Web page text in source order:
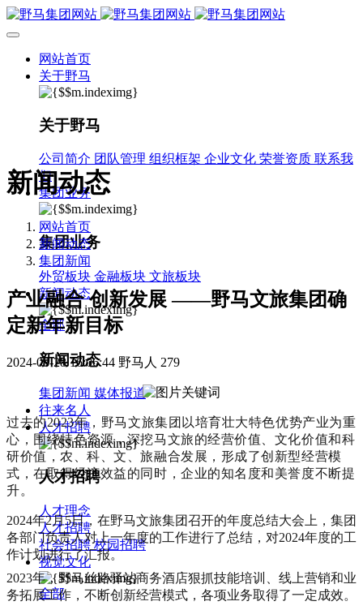
网站首页
关于野马
关于野马
公司简介 团队管理 组织框架 企业文化 荣誉资质 联系我
们
集团业务
集团业务
外贸板块 金融板块 文旅板块
新闻动态
全部
新闻动态
集团新闻 媒体报道
往来名人
人才招聘
人才招聘
人才理念
人才招聘
社会招聘 校园招聘
视觉文化
全部
新闻动态
网站首页
新闻动态
集团新闻
产业融合 创新发展 ——野马文旅集团确
定新年新目标
2024-08-28 16:06:44 野马人 279
过去的2023年，野马文旅集团以培育壮大特色优势产业为重
心，围绕特色资源，深挖马文旅的经营价值、文化价值和科
研价值，农、科、文、旅融合发展，形成了创新型经营模
式，在取得经济效益的同时，企业的知名度和美誉度不断提
升。
2024年2月5日，在野马文旅集团召开的年度总结大会上，集团
各部门负责人对上一年度的工作进行了总结，对2024年度的工
作计划进行了汇报。
2023年，野马丝路驿站商务酒店狠抓技能培训、线上营销和业
务拓展工作，不断创新经营模式，各项业务取得了一定成效。